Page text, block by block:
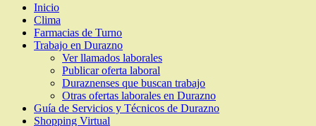
Inicio
Clima
Farmacias de Turno
Trabajo en Durazno
Ver llamados laborales
Publicar oferta laboral
Duraznenses que buscan trabajo
Otras ofertas laborales en Durazno
Guía de Servicios y Técnicos de Durazno
Shopping Virtual